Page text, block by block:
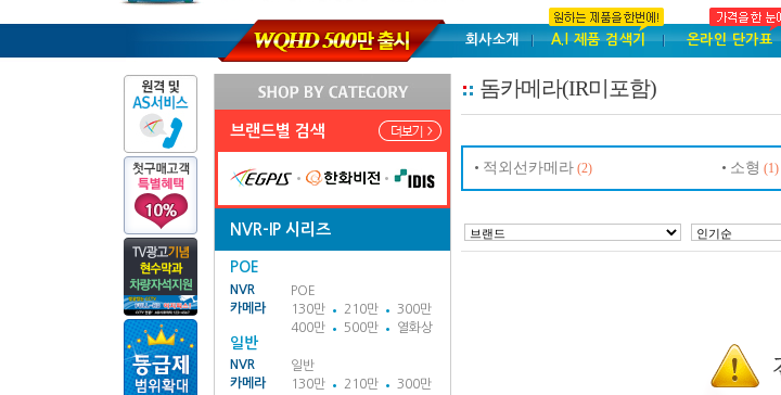
회사소개 A.I 제품 검색기 온라인 단가표
브랜드별 검색
NVR-IP 시리즈
POE
NVR
POE
카메라
130만 210만
300만
400만
500만 열화상
일반
NVR
일반
카메라
130만 210만
300만
돔카메라(IR미포함)
적외선카메라 (2) 소형 (1)